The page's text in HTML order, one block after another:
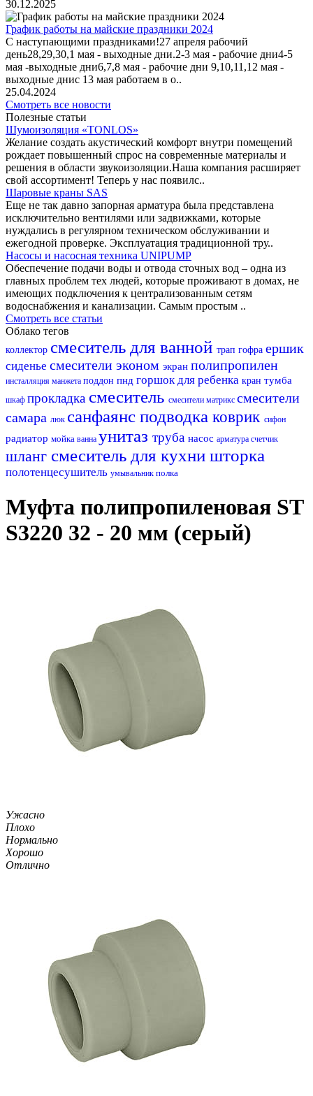
30.12.2025
График работы на майские праздники 2024
С наступающими праздниками!27 апреля рабочий
день28,29,30,1 мая - выходные дни.2-3 мая - рабочие дни4-5
мая -выходные дни6,7,8 мая - рабочие дни 9,10,11,12 мая -
выходные днис 13 мая работаем в о..
25.04.2024
Смотреть все новости
Полезные статьи
Шумоизоляция «TONLOS»
Желание создать акустический комфорт внутри помещений
рождает повышенный спрос на современные материалы и
решения в области звукоизоляции.Наша компания расширяет
свой ассортимент! Теперь у нас появилс..
Шаровые краны SAS
Еще не так давно запорная арматура была представлена
исключительно вентилями или задвижками, которые
нуждались в регулярном техническом обслуживании и
ежегодной проверке. Эксплуатация традиционной тру..
Насосы и насосная техника UNIPUMP
Обеспечение подачи воды и отвода сточных вод – одна из
главных проблем тех людей, которые проживают в домах, не
имеющих подключения к централизованным сетям
водоснабжения и канализации. Самым простым ..
Смотреть все статьи
Облако тегов
коллектор смеситель для ванной трап гофра ершик
сиденье смесители эконом экран полипропилен
инсталляция манжета поддон пнд горшок для ребенка кран тумба
шкаф прокладка смеситель смесители матрикс смесители
самара люк санфаянс подводка коврик сифон
радиатор мойка ванна унитаз труба насос арматура счетчик
шланг смеситель для кухни шторка
полотенцесушитель умывальник полка
Муфта полипропиленовая ST
S3220 32 - 20 мм (серый)
Ужасно
Плохо
Нормально
Хорошо
Отлично